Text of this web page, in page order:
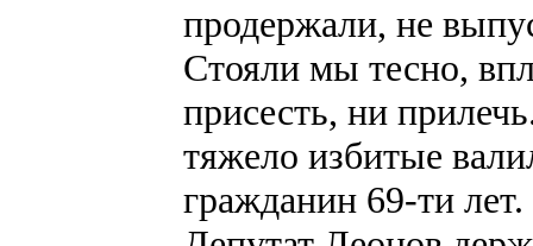
продержали, не
Стояли мы тесно,
присесть, ни
тяжело избитые
гражданин 69-ти